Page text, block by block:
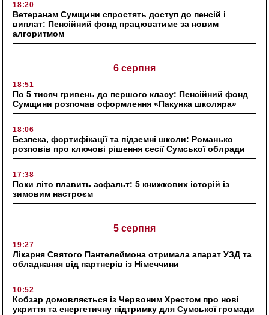
18:20
Ветеранам Сумщини спростять доступ до пенсій і
виплат: Пенсійний фонд працюватиме за новим
алгоритмом
6 серпня
18:51
По 5 тисяч гривень до першого класу: Пенсійний фонд
Сумщини розпочав оформлення «Пакунка школяра»
18:06
Безпека, фортифікації та підземні школи: Романько
розповів про ключові рішення сесії Сумської облради
17:38
Поки літо плавить асфальт: 5 книжкових історій із
зимовим настроєм
5 серпня
19:27
Лікарня Святого Пантелеймона отримала апарат УЗД та
обладнання від партнерів із Німеччини
10:52
Кобзар домовляється із Червоним Хрестом про нові
укриття та енергетичну підтримку для Сумської громади